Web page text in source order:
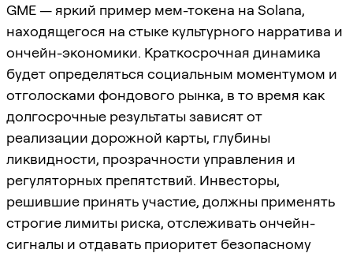
GME — яркий пример мем-токена на Solana,
находящегося на стыке культурного нарратива и
ончейн-экономики. Краткосрочная динамика
будет определяться социальным моментумом и
отголосками фондового рынка, в то время как
долгосрочные результаты зависят от
реализации дорожной карты, глубины
ликвидности, прозрачности управления и
регуляторных препятствий. Инвесторы,
решившие принять участие, должны применять
строгие лимиты риска, отслеживать ончейн-
сигналы и отдавать приоритет безопасному